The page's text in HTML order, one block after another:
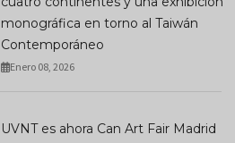
monográfica en torno al Taiwán
Contemporáneo
Enero 08, 2026
UVNT es ahora Can Art Fair Madrid